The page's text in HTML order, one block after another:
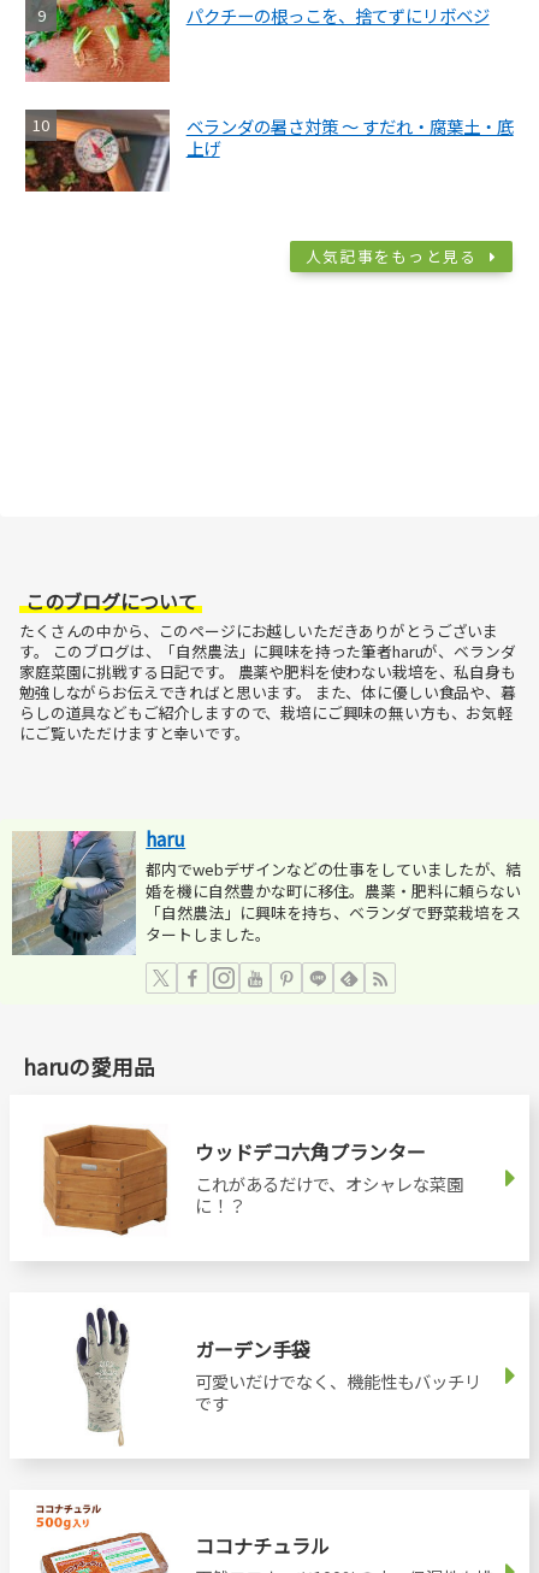
パクチーの根っこを、捨てずにリボベジ
ベランダの暑さ対策 ～ すだれ・腐葉土・底
上げ
人気記事をもっと見る
このブログについて
たくさんの中から、このページにお越しいただきありがとうございま
す。
このブログは、「自然農法」に興味を持った筆者haruが、ベランダ
家庭菜園に挑戦する日記です。
農薬や肥料を使わない栽培を、私自身も
勉強しながらお伝えできればと思います。
また、体に優しい食品や、暮
らしの道具などもご紹介しますので、栽培にご興味の無い方も、お気軽
にご覧いただけますと幸いです。
haru
都内でwebデザインなどの仕事をしていましたが、結
婚を機に自然豊かな町に移住。農薬・肥料に頼らない
「自然農法」に興味を持ち、ベランダで野菜栽培をス
タートしました。
haruの愛用品
ウッドデコ六角プランター
これがあるだけで、オシャレな菜園
に！？
ガーデン手袋
可愛いだけでなく、機能性もバッチリ
です
ココナチュラル